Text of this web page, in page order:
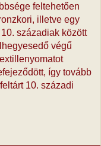
feltehetően
illetve egy
századiak között
végű
így tovább
10. századi